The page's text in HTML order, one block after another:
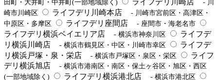
田町・大井町・中井町(一部地域除く)
ライフデリ川崎店
- 川
崎市川崎区
ライフデリ川崎本店
- 川崎市宮前区・高津区・
中原区・多摩区
ライフデリ座間店 - 座間市・海老名市
ライフデリ横浜ベイエリア店 - 横浜市神奈川区
ライフデ
リ横浜川崎店
- 横浜市鶴見区・中区・川崎市幸区
ライフデ
リ横浜戸塚・泉・栄店
- 横浜市戸塚区・泉区・栄区
ライフ
デリ横浜旭店
- 横浜市港南区・南区・保土ヶ谷区・旭区・西区
(一部地域除く)
ライフデリ横浜港北店 - 横浜市港北区